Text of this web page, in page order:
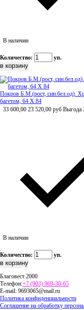
В наличии
Количество: уп.
Покров Б.М.(рост, син.бел.од).
багетом, 64 Х 84
33 600,00 23 520,00 руб Выгода
В наличии
Количество: уп.
Благовест 2000
Телефон:+7 (903) 969-30-65
E-mail: 9693065@mail.ru
Политика конфиденциальности
Соглашение на обработку